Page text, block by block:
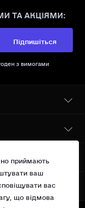
ТА АКЦІЯМИ:
Підпишіться
з вимогами
16 оф 10
приймають
ваш
вас
що відмова